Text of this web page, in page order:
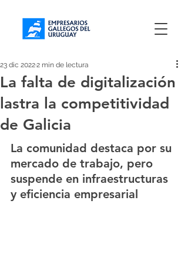
La falta de digitalización
lastra la competitividad
de Galicia
23 dic 20222 min de lectura
La comunidad destaca por su
mercado de trabajo, pero
suspende en infraestructuras
y eficiencia empresarial